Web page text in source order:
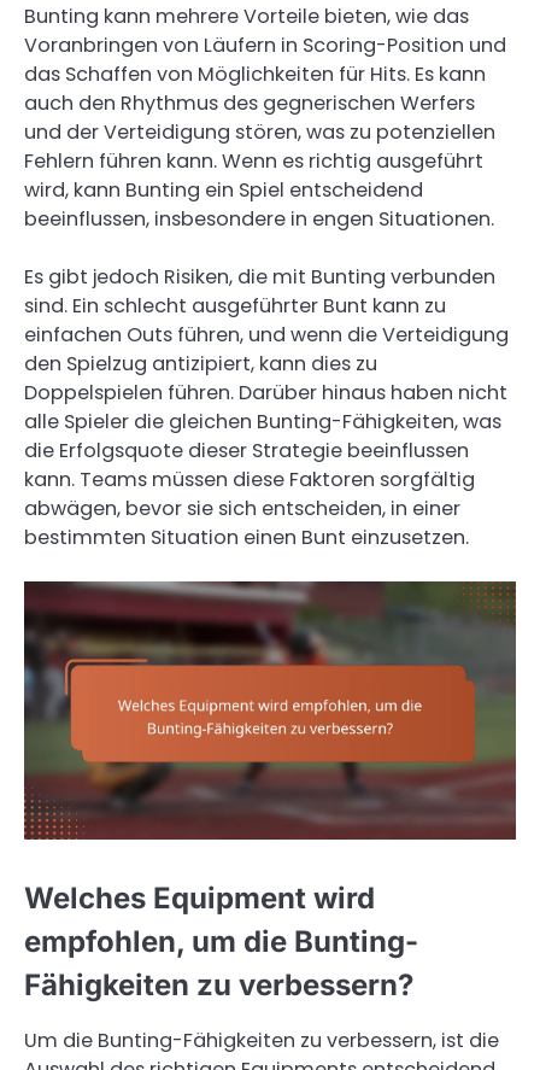
Bunting kann mehrere Vorteile bieten, wie das
Voranbringen von Läufern in Scoring-Position und
das Schaffen von Möglichkeiten für Hits. Es kann
auch den Rhythmus des gegnerischen Werfers
und der Verteidigung stören, was zu potenziellen
Fehlern führen kann. Wenn es richtig ausgeführt
wird, kann Bunting ein Spiel entscheidend
beeinflussen, insbesondere in engen Situationen.
Es gibt jedoch Risiken, die mit Bunting verbunden
sind. Ein schlecht ausgeführter Bunt kann zu
einfachen Outs führen, und wenn die Verteidigung
den Spielzug antizipiert, kann dies zu
Doppelspielen führen. Darüber hinaus haben nicht
alle Spieler die gleichen Bunting-Fähigkeiten, was
die Erfolgsquote dieser Strategie beeinflussen
kann. Teams müssen diese Faktoren sorgfältig
abwägen, bevor sie sich entscheiden, in einer
bestimmten Situation einen Bunt einzusetzen.
Welches Equipment wird
empfohlen, um die Bunting-
Fähigkeiten zu verbessern?
Um die Bunting-Fähigkeiten zu verbessern, ist die